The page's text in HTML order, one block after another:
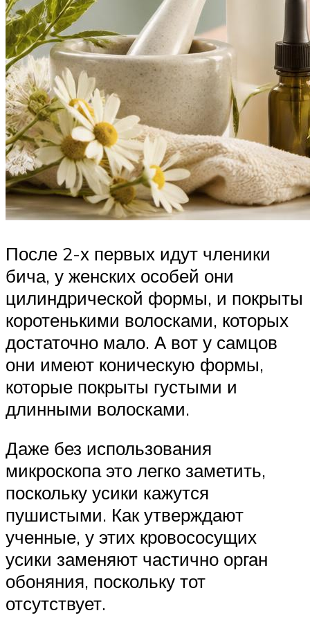
После 2-х первых идут членики
бича, у женских особей они
цилиндрической формы, и покрыты
коротенькими волосками, которых
достаточно мало. А вот у самцов
они имеют коническую формы,
которые покрыты густыми и
длинными волосками.
Даже без использования
микроскопа это легко заметить,
поскольку усики кажутся
пушистыми. Как утверждают
ученные, у этих кровососущих
усики заменяют частично орган
обоняния, поскольку тот
отсутствует.